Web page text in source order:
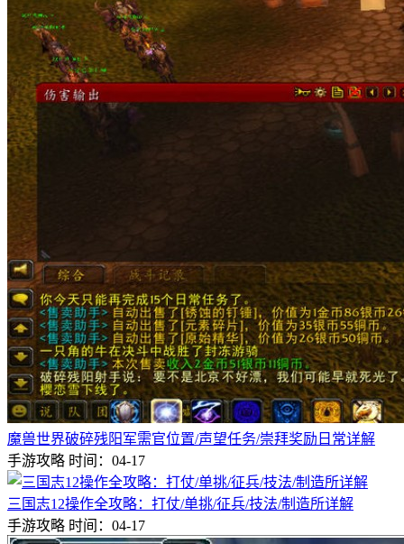
魔兽世界破碎残阳军需官位置/声望任务/崇拜奖励日常详解
手游攻略 时间：04-17
三国志12操作全攻略：打仗/单挑/征兵/技法/制造所详解
手游攻略 时间：04-17